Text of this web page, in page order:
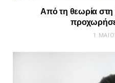
Από τη θεωρία
1